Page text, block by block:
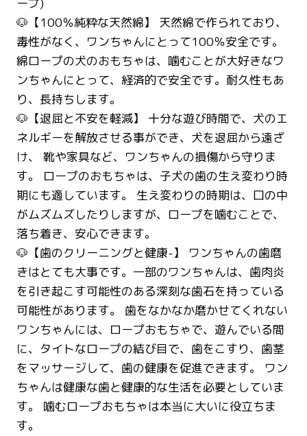
ープ)
🐶【100％純粋な天然綿】 天然綿で作られており、
毒性がなく、ワンちゃんにとって100％安全です。
綿ロープの犬のおもちゃは、噛むことが大好きなワ
ンちゃんにとって、経済的で安全です。耐久性もあ
り、長持ちします。
🐶【退屈と不安を軽減】 十分な遊び時間で、犬のエ
ネルギーを解放させる事ができ、犬を退屈から遠ざ
け、 靴や家具など、ワンちゃんの損傷から守りま
す。 ロープのおもちゃは、子犬の歯の生え変わり時
期にも適しています。 生え変わりの時期は、口の中
がムズムズしたりしますが、ロープを噛むことで、
落ち着き、安心できます。
🐶【歯のクリーニングと健康-】 ワンちゃんの歯磨
きはとても大事です。一部のワンちゃんは、歯肉炎
を引き起こす可能性のある深刻な歯石を持っている
可能性があります。 歯をなかなか磨かせてくれない
ワンちゃんには、ロープおもちゃで、遊んでいる間
に、タイトなロープの結び目で、歯をこすり、歯茎
をマッサージして、歯の健康を促進できます。 ワン
ちゃんは健康な歯と健康的な生活を必要としていま
す。 噛むロープおもちゃは本当に大いに役立ちま
す。